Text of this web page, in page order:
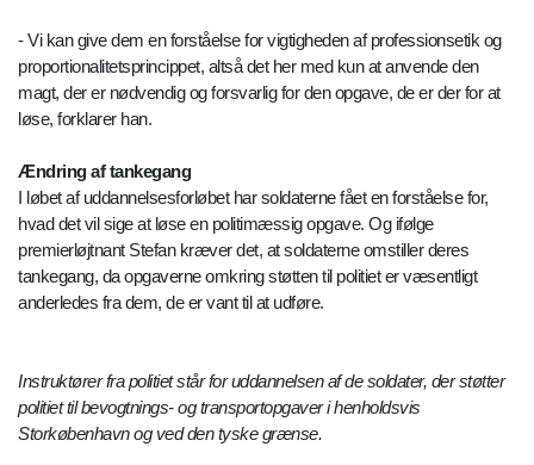
- Vi kan give dem en forståelse for vigtigheden af professionsetik og
proportionalitetsprincippet, altså det her med kun at anvende den
magt, der er nødvendig og forsvarlig for den opgave, de er der for at
løse, forklarer han.
Ændring af tankegang
I løbet af uddannelsesforløbet har soldaterne fået en forståelse for,
hvad det vil sige at løse en politimæssig opgave. Og ifølge
premierløjtnant Stefan kræver det, at soldaterne omstiller deres
tankegang, da opgaverne omkring støtten til politiet er væsentligt
anderledes fra dem, de er vant til at udføre.
Instruktører fra politiet står for uddannelsen af de soldater, der støtter
politiet til bevogtnings- og transportopgaver i henholdsvis
Storkøbenhavn og ved den tyske grænse.